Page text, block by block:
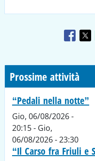
Prossime attività
“Pedali nella notte”
Gio, 06/08/2026 -
20:15- Gio,
06/08/2026 - 23:30
“Il Carso fra Friuli e